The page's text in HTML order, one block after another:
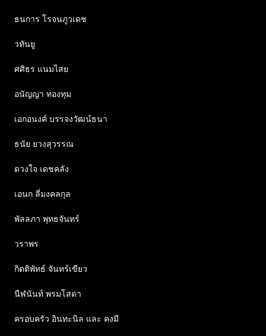
ธนการ โรจนภูวเดช
วทันยู
ศศิธร แนมไสย
อนัญญา ทองทุม
เอกอนงค์ บรรจงวัฒน์ธนา
ธนัย ยวงสุวรรณ
ดวงใจ เดชคลัง
เอนก ลี่มงคลกุล
พัลลภา พุทธจันทร์
วราพร
กิตติพัทธ์ จันทร์เขียว
นีฬนันท์ พรมโสดา
ครอบครัว อินทะนิล และ คงมี